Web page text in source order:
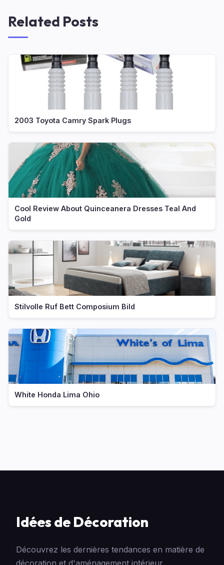
Related Posts
2003 Toyota Camry Spark Plugs
Cool Review About Quinceanera Dresses Teal And
Gold
Stilvolle Ruf Bett Composium Bild
White Honda Lima Ohio
Idées de Décoration
Découvrez les dernières tendances en matière de